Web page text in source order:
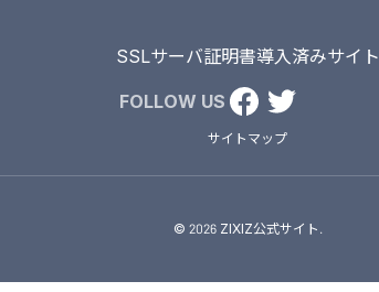
SSLサーバ証明書導入済みサイト
FOLLOW US
サイトマップ
© 2026 ZIXIZ公式サイト.